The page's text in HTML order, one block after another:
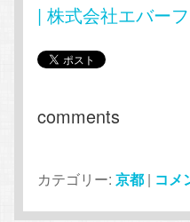
| 株式会社エバー
comments
カテゴリー: 京都 | コメ